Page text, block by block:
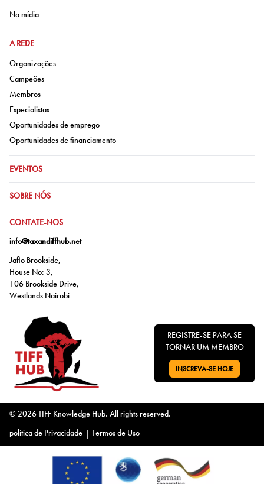
Ir para:
Na mídia
IR PARA:
A REDE
Ir para:
Organizações
Ir para:
Campeões
Ir para:
Membros
Ir para:
Especialistas
Ir para:
Oportunidades de emprego
Ir para:
Oportunidades de financiamento
IR PARA:
EVENTOS
IR PARA:
SOBRE NÓS
IR PARA:
CONTATE-NOS
info@taxandiffhub.net
Jaflo Brookside,
House No: 3,
106 Brookside Drive,
Westlands Nairobi
REGISTRE-SE PARA SE
TORNAR UM MEMBRO
VÁ PARA:
INSCREVA-SE HOJE
© 2026 TIFF Knowledge Hub. All rights reserved.
política de Privacidade | Termos de Uso